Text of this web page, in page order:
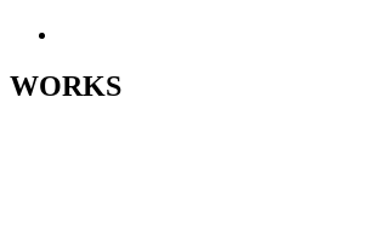
WORKS